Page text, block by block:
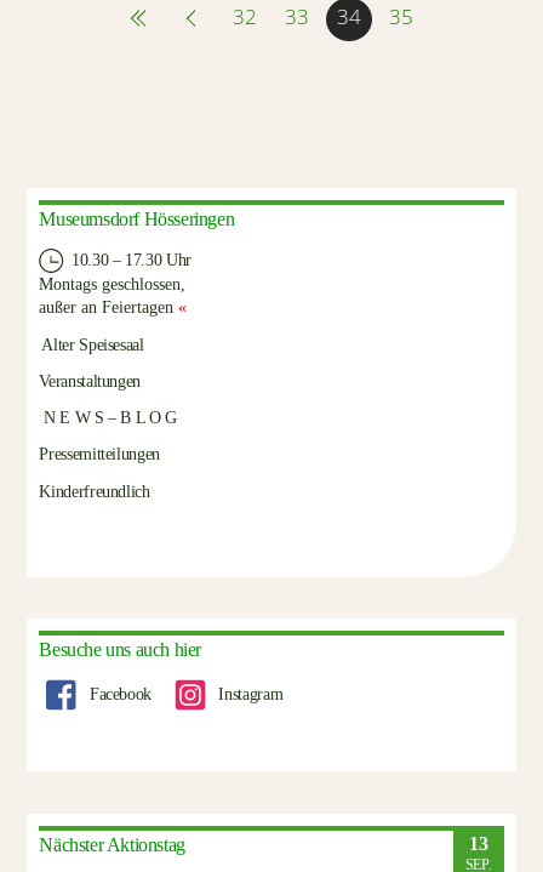
32 33 34 35
Museumsdorf Hösseringen
10.30 – 17.30 Uhr
Montags geschlossen,
außer an Feiertagen«
Alter Speisesaal
Veranstaltungen
N E W S – B L O G
Pressemitteilungen
Kinderfreundlich
Besuche uns auch hier
Facebook Instagram
Nächster Aktionstag 13
SEP.